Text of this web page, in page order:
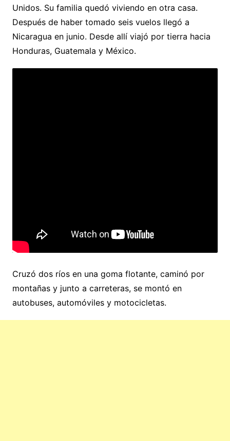
Unidos. Su familia quedó viviendo en otra casa.
Después de haber tomado seis vuelos llegó a
Nicaragua en junio. Desde allí viajó por tierra hacia
Honduras, Guatemala y México.
Cruzó dos ríos en una goma flotante, caminó por
montañas y junto a carreteras, se montó en
autobuses, automóviles y motocicletas.